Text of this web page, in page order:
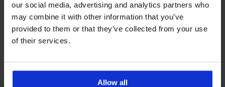
our social media, advertising and analytics partners who
may combine it with other information that you’ve
provided to them or that they’ve collected from your use
of their services.
Allow all
СМЯНА
ПОДДРЪЖКА И ПРАНЕ
ЗА МАРКАТА
Може да ви хареса